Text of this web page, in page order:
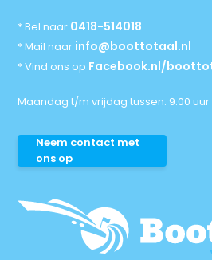
* Bel naar 0418-514018
* Mail naar info@boottotaal.nl
* Vind ons op Facebook.nl/
Maandag t/m vrijdag tussen: 9:00 uur
Neem contact met
ons op